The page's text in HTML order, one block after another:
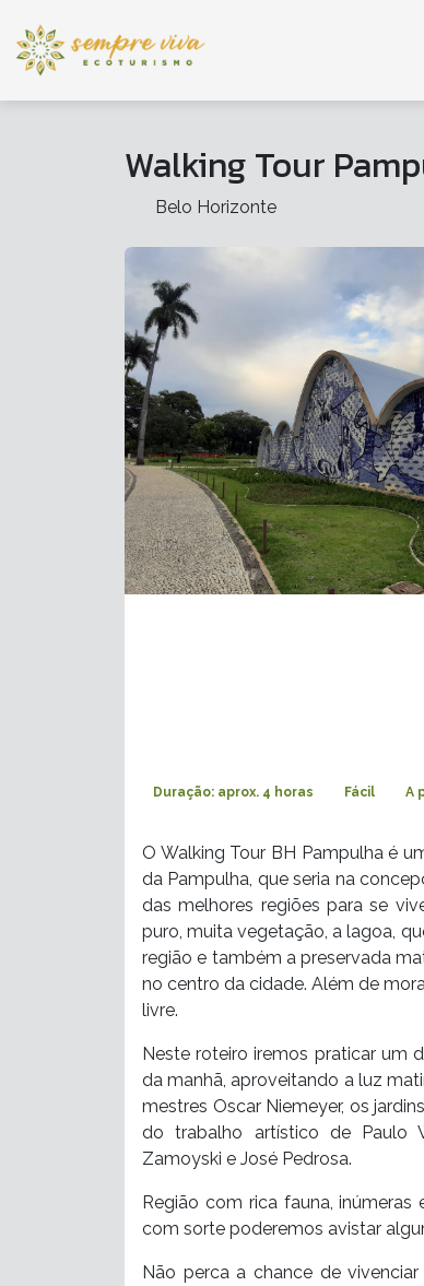
Walking Tour
Belo Horizonte
Duração: aprox. 4 horas Fácil A
O Walking Tour BH Pampulha é
da Pampulha, que seria na
das melhores regiões para se
puro, muita vegetação, a lagoa,
região e também a preservada
no centro da cidade. Além de
livre.
Neste roteiro iremos praticar um
da manhã, aproveitando a luz
mestres Oscar Niemeyer, os
do trabalho artístico de Paulo
Zamoyski e José Pedrosa.
Região com rica fauna, inúmeras
com sorte poderemos avistar
Não perca a chance de